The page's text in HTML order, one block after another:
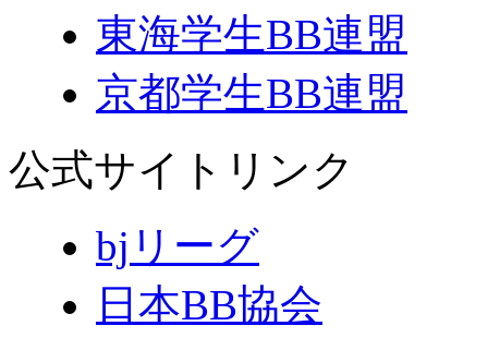
東海学生BB連盟
京都学生BB連盟
公式サイトリンク
bjリーグ
日本BB協会